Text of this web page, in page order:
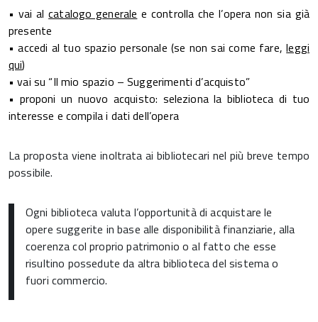
• vai alcatalogo generale e controlla che l’opera non sia già
presente
• accedi al tuo spazio personale (se non sai come fare,leggi
qui)
• vai su “Il mio spazio – Suggerimenti d’acquisto”
• proponi un nuovo acquisto: seleziona la biblioteca di tuo
interesse e compila i dati dell’opera
La proposta viene inoltrata ai bibliotecari nel più breve tempo
possibile.
Ogni biblioteca valuta l’opportunità di acquistare le
opere suggerite in base alle disponibilità finanziarie, alla
coerenza col proprio patrimonio o al fatto che esse
risultino possedute da altra biblioteca del sistema o
fuori commercio.